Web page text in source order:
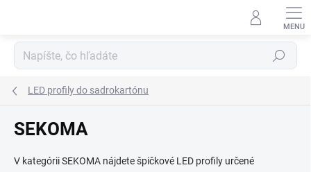
Hľadať
LED profily do sadrokartónu
SEKOMA
V kategórii SEKOMA nájdete špičkové LED profily určené